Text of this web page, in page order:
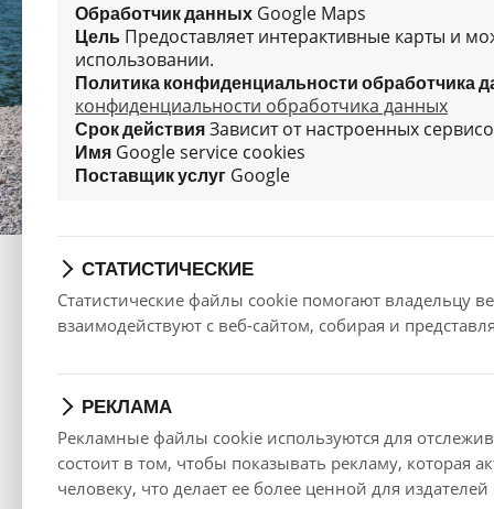
Обработчик данных Google Maps
Цель Предоставляет интерактивные карты и
использовании.
Политика конфиденциальности обработчика
конфиденциальности обработчика данных
Срок действия Зависит от настроенных
Имя Google service cookies
Поставщик услуг Google
СТАТИСТИЧЕСКИЕ
Статистические файлы cookie помогают владельцу
взаимодействуют с веб-сайтом, собирая и
РЕКЛАМА
Рекламные файлы cookie используются для
состоит в том, чтобы показывать рекламу, которая
человеку, что делает ее более ценной для
ТЕХНИЧЕСКИЕ ДАННЫЕ И
« Назад
Технические данные
Двигатель